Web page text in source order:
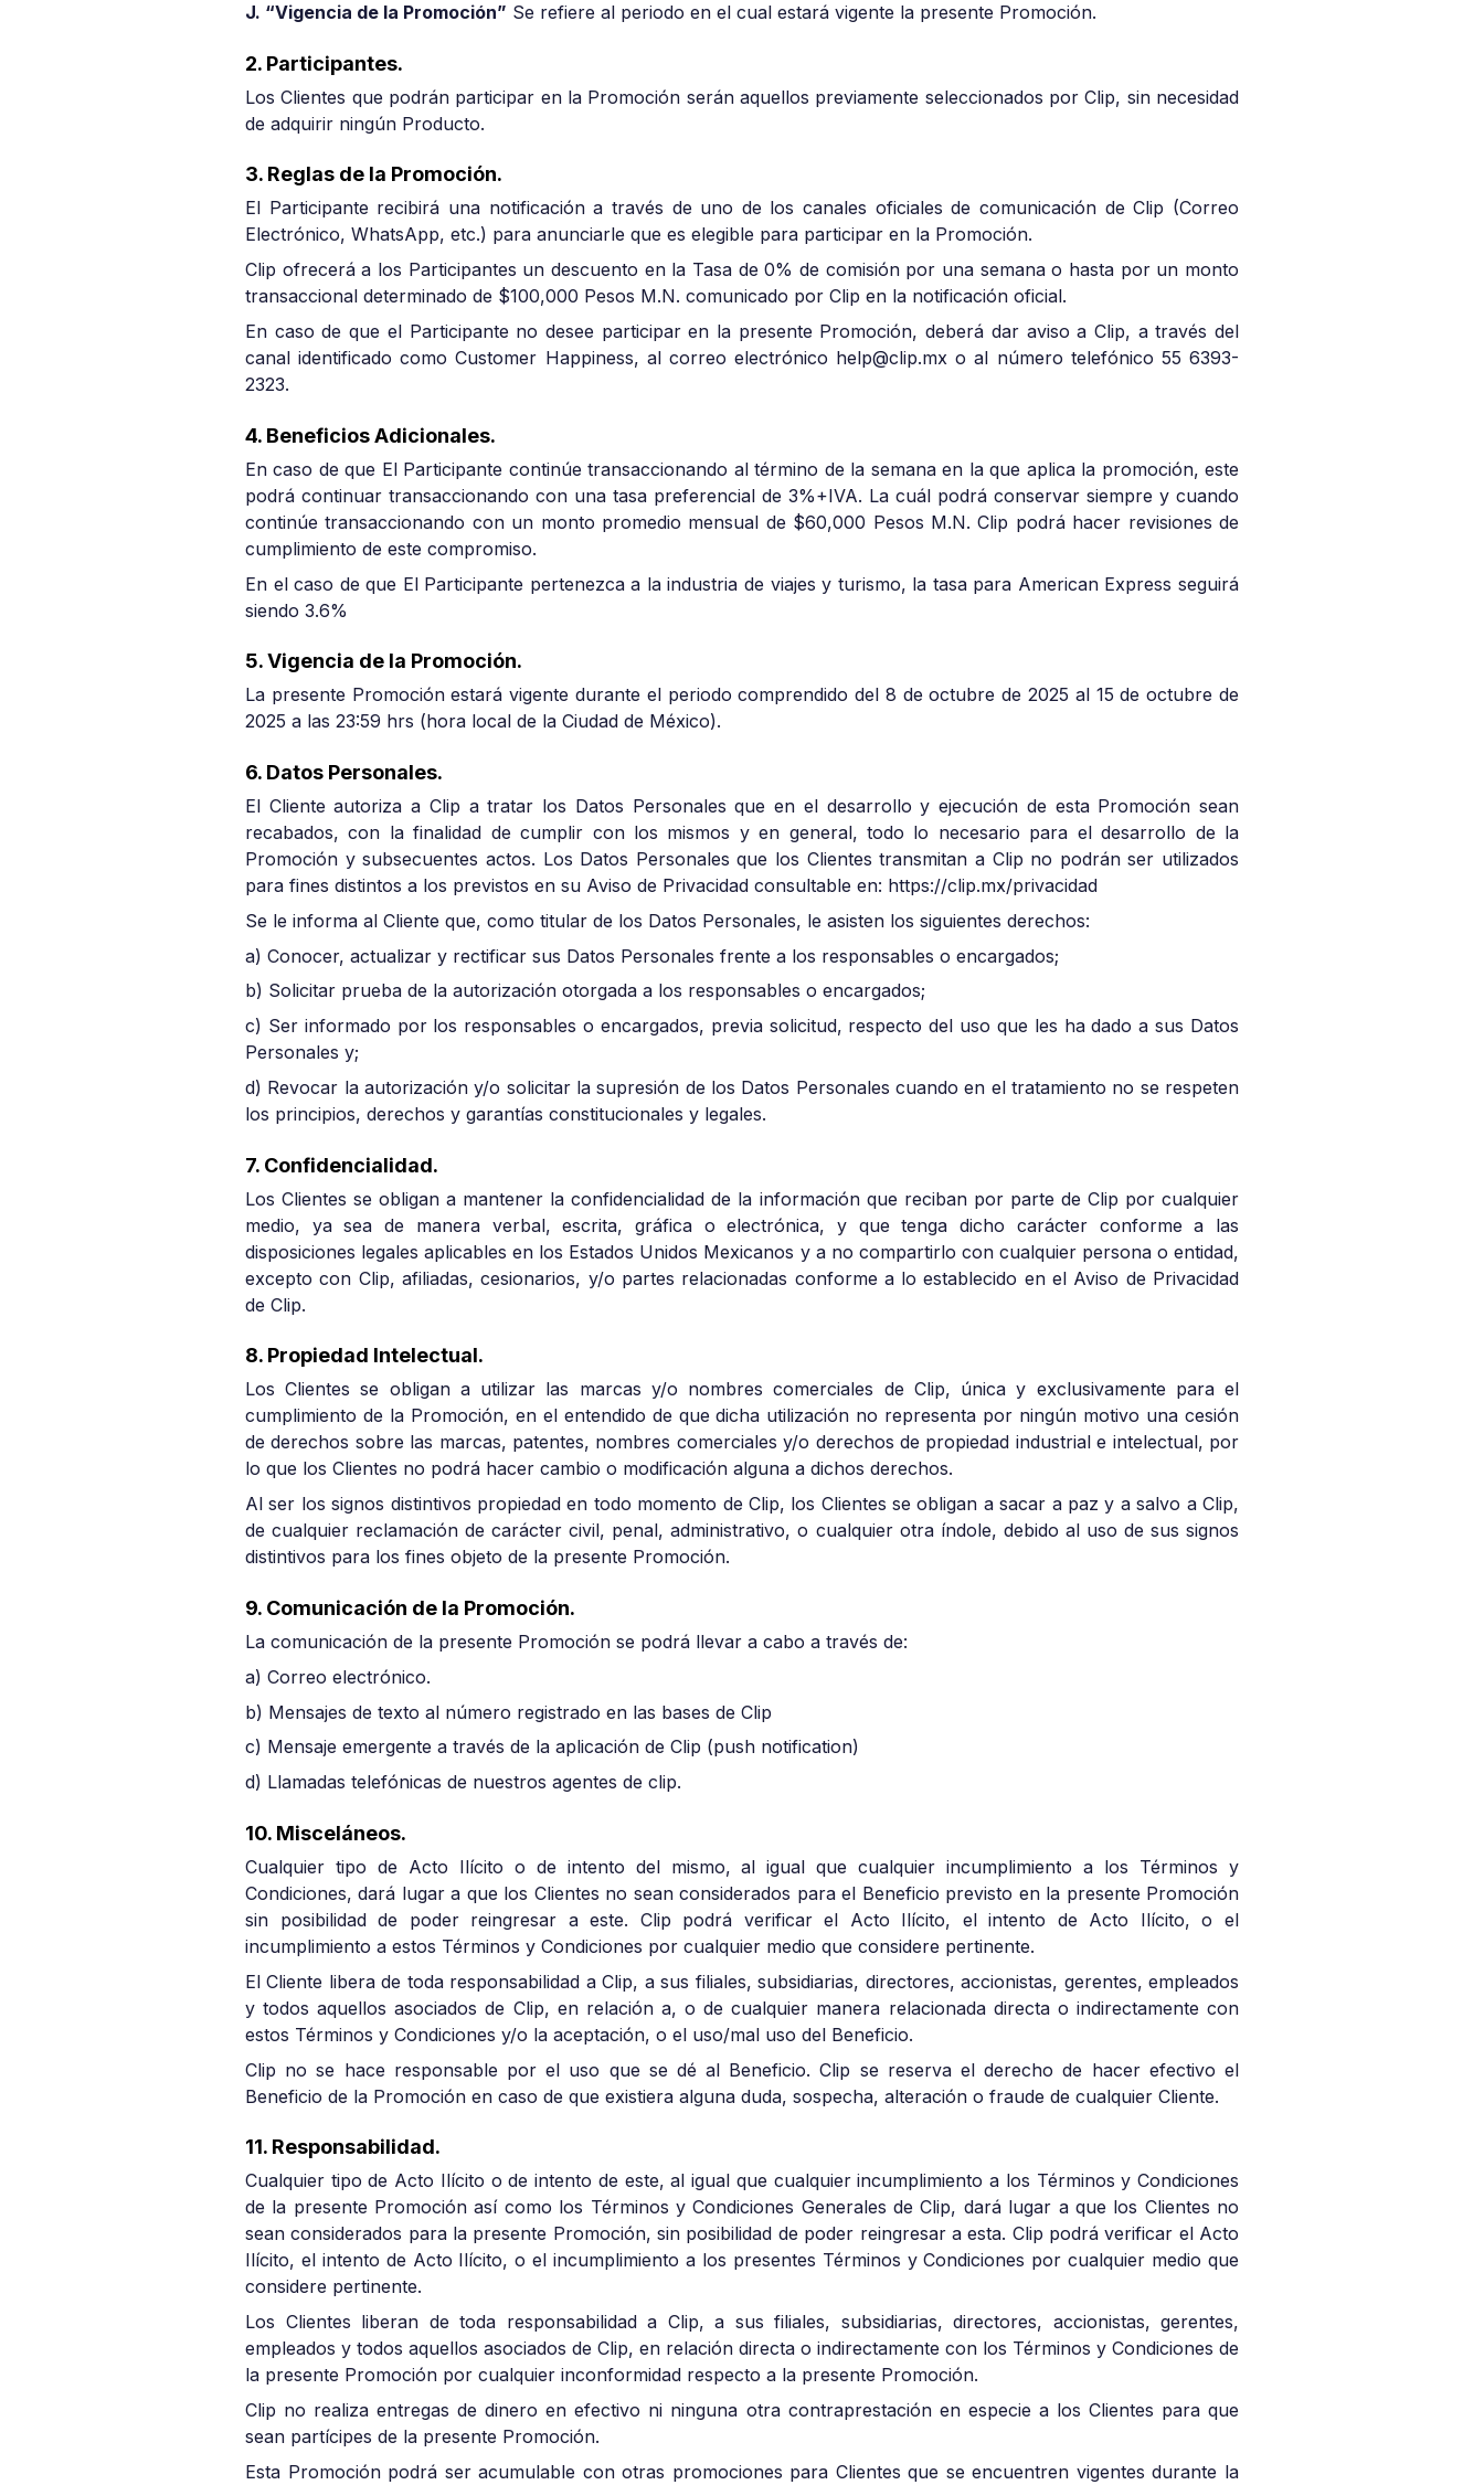
J. “Vigencia de la Promoción” Se refiere al periodo en el cual estará vigente la presente Promoción.
2. Participantes.
Los Clientes que podrán participar en la Promoción serán aquellos previamente seleccionados por Clip, sin necesidad
de adquirir ningún Producto.
3. Reglas de la Promoción.
El Participante recibirá una notificación a través de uno de los canales oficiales de comunicación de Clip (Correo
Electrónico, WhatsApp, etc.) para anunciarle que es elegible para participar en la Promoción.
Clip ofrecerá a los Participantes un descuento en la Tasa de 0% de comisión por una semana o hasta por un monto
transaccional determinado de $100,000 Pesos M.N. comunicado por Clip en la notificación oficial.
En caso de que el Participante no desee participar en la presente Promoción, deberá dar aviso a Clip, a través del
canal identificado como Customer Happiness, al correo electrónico help@clip.mx o al número telefónico 55 6393-
2323.
4. Beneficios Adicionales.
En caso de que El Participante continúe transaccionando al término de la semana en la que aplica la promoción, este
podrá continuar transaccionando con una tasa preferencial de 3%+IVA. La cuál podrá conservar siempre y cuando
continúe transaccionando con un monto promedio mensual de $60,000 Pesos M.N. Clip podrá hacer revisiones de
cumplimiento de este compromiso.
En el caso de que El Participante pertenezca a la industria de viajes y turismo, la tasa para American Express seguirá
siendo 3.6%
5. Vigencia de la Promoción.
La presente Promoción estará vigente durante el periodo comprendido del 8 de octubre de 2025 al 15 de octubre de
2025 a las 23:59 hrs (hora local de la Ciudad de México).
6. Datos Personales.
El Cliente autoriza a Clip a tratar los Datos Personales que en el desarrollo y ejecución de esta Promoción sean
recabados, con la finalidad de cumplir con los mismos y en general, todo lo necesario para el desarrollo de la
Promoción y subsecuentes actos. Los Datos Personales que los Clientes transmitan a Clip no podrán ser utilizados
para fines distintos a los previstos en su Aviso de Privacidad consultable en: https://clip.mx/privacidad
Se le informa al Cliente que, como titular de los Datos Personales, le asisten los siguientes derechos:
a) Conocer, actualizar y rectificar sus Datos Personales frente a los responsables o encargados;
b) Solicitar prueba de la autorización otorgada a los responsables o encargados;
c) Ser informado por los responsables o encargados, previa solicitud, respecto del uso que les ha dado a sus Datos
Personales y;
d) Revocar la autorización y/o solicitar la supresión de los Datos Personales cuando en el tratamiento no se respeten
los principios, derechos y garantías constitucionales y legales.
7. Confidencialidad.
Los Clientes se obligan a mantener la confidencialidad de la información que reciban por parte de Clip por cualquier
medio, ya sea de manera verbal, escrita, gráfica o electrónica, y que tenga dicho carácter conforme a las
disposiciones legales aplicables en los Estados Unidos Mexicanos y a no compartirlo con cualquier persona o entidad,
excepto con Clip, afiliadas, cesionarios, y/o partes relacionadas conforme a lo establecido en el Aviso de Privacidad
de Clip.
8. Propiedad Intelectual.
Los Clientes se obligan a utilizar las marcas y/o nombres comerciales de Clip, única y exclusivamente para el
cumplimiento de la Promoción, en el entendido de que dicha utilización no representa por ningún motivo una cesión
de derechos sobre las marcas, patentes, nombres comerciales y/o derechos de propiedad industrial e intelectual, por
lo que los Clientes no podrá hacer cambio o modificación alguna a dichos derechos.
Al ser los signos distintivos propiedad en todo momento de Clip, los Clientes se obligan a sacar a paz y a salvo a Clip,
de cualquier reclamación de carácter civil, penal, administrativo, o cualquier otra índole, debido al uso de sus signos
distintivos para los fines objeto de la presente Promoción.
9. Comunicación de la Promoción.
La comunicación de la presente Promoción se podrá llevar a cabo a través de:
a) Correo electrónico.
b) Mensajes de texto al número registrado en las bases de Clip
c) Mensaje emergente a través de la aplicación de Clip (push notification)
d) Llamadas telefónicas de nuestros agentes de clip.
10. Misceláneos.
Cualquier tipo de Acto Ilícito o de intento del mismo, al igual que cualquier incumplimiento a los Términos y
Condiciones, dará lugar a que los Clientes no sean considerados para el Beneficio previsto en la presente Promoción
sin posibilidad de poder reingresar a este. Clip podrá verificar el Acto Ilícito, el intento de Acto Ilícito, o el
incumplimiento a estos Términos y Condiciones por cualquier medio que considere pertinente.
El Cliente libera de toda responsabilidad a Clip, a sus filiales, subsidiarias, directores, accionistas, gerentes, empleados
y todos aquellos asociados de Clip, en relación a, o de cualquier manera relacionada directa o indirectamente con
estos Términos y Condiciones y/o la aceptación, o el uso/mal uso del Beneficio.
Clip no se hace responsable por el uso que se dé al Beneficio. Clip se reserva el derecho de hacer efectivo el
Beneficio de la Promoción en caso de que existiera alguna duda, sospecha, alteración o fraude de cualquier Cliente.
11. Responsabilidad.
Cualquier tipo de Acto Ilícito o de intento de este, al igual que cualquier incumplimiento a los Términos y Condiciones
de la presente Promoción así como los Términos y Condiciones Generales de Clip, dará lugar a que los Clientes no
sean considerados para la presente Promoción, sin posibilidad de poder reingresar a esta. Clip podrá verificar el Acto
Ilícito, el intento de Acto Ilícito, o el incumplimiento a los presentes Términos y Condiciones por cualquier medio que
considere pertinente.
Los Clientes liberan de toda responsabilidad a Clip, a sus filiales, subsidiarias, directores, accionistas, gerentes,
empleados y todos aquellos asociados de Clip, en relación directa o indirectamente con los Términos y Condiciones de
la presente Promoción por cualquier inconformidad respecto a la presente Promoción.
Clip no realiza entregas de dinero en efectivo ni ninguna otra contraprestación en especie a los Clientes para que
sean partícipes de la presente Promoción.
Esta Promoción podrá ser acumulable con otras promociones para Clientes que se encuentren vigentes durante la